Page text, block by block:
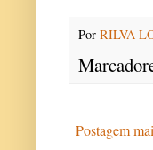
Por RILVA
Postagem